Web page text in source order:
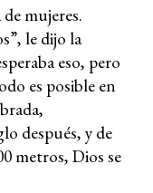
mujeres.
le dijo la
eso, pero
es posible en
después, y de
metros, Dios se